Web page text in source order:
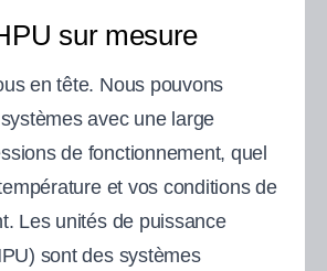
sur mesure
en tête. Nous pouvons
avec une large
de fonctionnement, quel
et vos conditions de
Les unités de puissance
sont des systèmes